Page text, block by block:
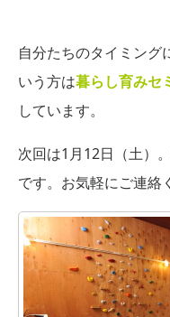
自分たちのタイミング
いう方は暮らし育みセ
しています。
次回は1月12日（土）
です。お気軽にご連絡